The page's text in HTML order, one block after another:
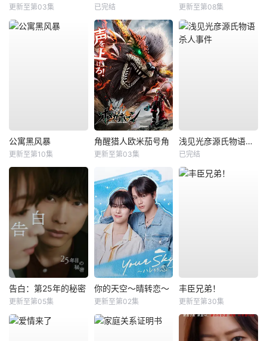
更新至第03集 已完结 更新至第08集
公寓黑风暴
更新至第10集
角醒猎人欧米茄号角
更新至第03集
浅见光彦源氏物语杀人事件
已完结
告白：第25年的秘密
更新至第05集
你的天空～晴转恋～
更新至第02集
丰臣兄弟！
更新至第30集